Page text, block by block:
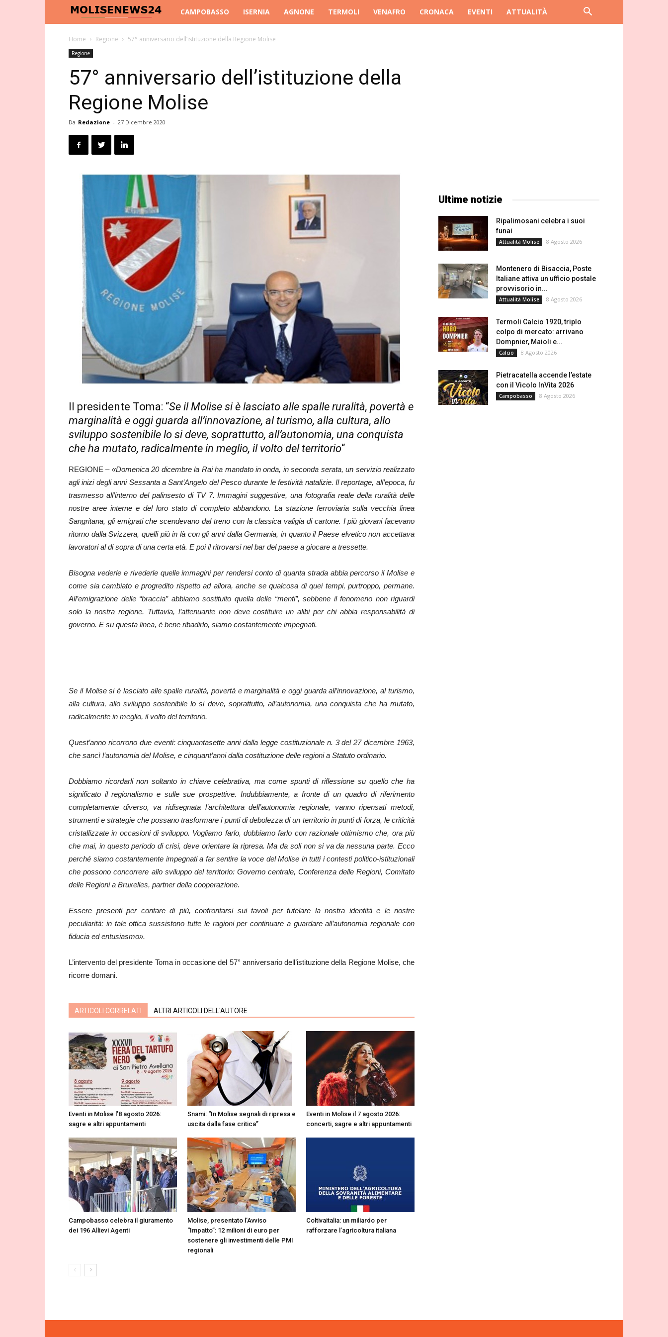
Molise
News
CAMPOBASSO ISERNIA AGNONE TERMOLI VENAFRO CRONACA EVENTI ATTUALITÀ
Home Regione 57° anniversario dell’istituzione della Regione Molise
Regione
57° anniversario dell’istituzione della
Regione Molise
Da Redazione - 27 Dicembre 2020
Il presidente Toma: “Se il Molise si è lasciato alle spalle ruralità, povertà e
marginalità e oggi guarda all’innovazione, al turismo, alla cultura, allo
sviluppo sostenibile lo si deve, soprattutto, all’autonomia, una conquista
che ha mutato, radicalmente in meglio, il volto del territorio“
REGIONE – «Domenica 20 dicembre la Rai ha mandato in onda, in seconda serata, un servizio realizzato
agli inizi degli anni Sessanta a Sant’Angelo del Pesco durante le festività natalizie. Il reportage, all’epoca, fu
trasmesso all’interno del palinsesto di TV 7. Immagini suggestive, una fotografia reale della ruralità delle
nostre aree interne e del loro stato di completo abbandono. La stazione ferroviaria sulla vecchia linea
Sangritana, gli emigrati che scendevano dal treno con la classica valigia di cartone. I più giovani facevano
ritorno dalla Svizzera, quelli più in là con gli anni dalla Germania, in quanto il Paese elvetico non accettava
lavoratori al di sopra di una certa età. E poi il ritrovarsi nel bar del paese a giocare a tressette.
Bisogna vederle e rivederle quelle immagini per rendersi conto di quanta strada abbia percorso il Molise e
come sia cambiato e progredito rispetto ad allora, anche se qualcosa di quei tempi, purtroppo, permane.
All’emigrazione delle “braccia” abbiamo sostituito quella delle “menti”, sebbene il fenomeno non riguardi
solo la nostra regione. Tuttavia, l’attenuante non deve costituire un alibi per chi abbia responsabilità di
governo. E su questa linea, è bene ribadirlo, siamo costantemente impegnati.
Se il Molise si è lasciato alle spalle ruralità, povertà e marginalità e oggi guarda all’innovazione, al turismo,
alla cultura, allo sviluppo sostenibile lo si deve, soprattutto, all’autonomia, una conquista che ha mutato,
radicalmente in meglio, il volto del territorio.
Quest’anno ricorrono due eventi: cinquantasette anni dalla legge costituzionale n. 3 del 27 dicembre 1963,
che sancì l’autonomia del Molise, e cinquant’anni dalla costituzione delle regioni a Statuto ordinario.
Dobbiamo ricordarli non soltanto in chiave celebrativa, ma come spunti di riflessione su quello che ha
significato il regionalismo e sulle sue prospettive. Indubbiamente, a fronte di un quadro di riferimento
completamente diverso, va ridisegnata l’architettura dell’autonomia regionale, vanno ripensati metodi,
strumenti e strategie che possano trasformare i punti di debolezza di un territorio in punti di forza, le criticità
cristallizzate in occasioni di sviluppo. Vogliamo farlo, dobbiamo farlo con razionale ottimismo che, ora più
che mai, in questo periodo di crisi, deve orientare la ripresa. Ma da soli non si va da nessuna parte. Ecco
perché siamo costantemente impegnati a far sentire la voce del Molise in tutti i contesti politico-istituzionali
che possono concorrere allo sviluppo del territorio: Governo centrale, Conferenza delle Regioni, Comitato
delle Regioni a Bruxelles, partner della cooperazione.
Essere presenti per contare di più, confrontarsi sui tavoli per tutelare la nostra identità e le nostre
peculiarità: in tale ottica sussistono tutte le ragioni per continuare a guardare all’autonomia regionale con
fiducia ed entusiasmo».
L’intervento del presidente Toma in occasione del 57° anniversario dell’istituzione della Regione Molise, che
ricorre domani.
ARTICOLI CORRELATI ALTRI ARTICOLI DELL'AUTORE
Eventi in Molise l’8 agosto 2026:
sagre e altri appuntamenti
Snami: “In Molise segnali di ripresa e
uscita dalla fase critica”
Eventi in Molise il 7 agosto 2026:
concerti, sagre e altri appuntamenti
Campobasso celebra il giuramento
dei 196 Allievi Agenti
Molise, presentato l’Avviso
“Impatto”: 12 milioni di euro per
sostenere gli investimenti delle PMI
regionali
Coltivaitalia: un miliardo per
rafforzare l’agricoltura italiana
Ultime notizie
Ripalimosani celebra i suoi
funai
Attualità Molise 8 Agosto 2026
Montenero di Bisaccia, Poste
Italiane attiva un ufficio postale
provvisorio in...
Attualità Molise 8 Agosto 2026
Termoli Calcio 1920, triplo
colpo di mercato: arrivano
Dompnier, Maioli e...
Calcio 8 Agosto 2026
Pietracatella accende l’estate
con il Vicolo InVita 2026
Campobasso 8 Agosto 2026